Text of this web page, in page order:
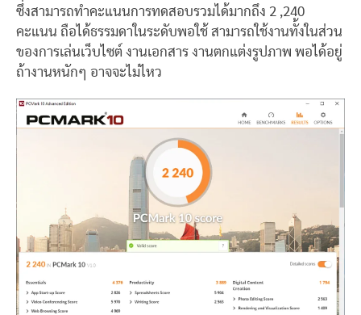
ซึ่งสามารถทำคะแนนการทดสอบรวมได้มากถึง 2 ,240
คะแนน ถือได้ธรรมดาในระดับพอใช้ สามารถใช้งานทั้งในส่วน
ของการเล่นเว็บไซต์ งานเอกสาร งานตกแต่งรูปภาพ พอได้อยู่
ถ้างานหนักๆ อาจจะไม่ไหว